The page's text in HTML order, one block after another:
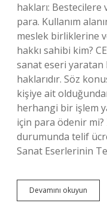
hakları:
para. Kullanım
meslek birliklerine
hakkı sahibi kim?
sanat eseri
haklarıdır. Söz
kişiye ait
herhangi bir işlem
için para ödenir
durumunda telif
Sanat Eserlerinin
Devamını okuyun
Ücreti